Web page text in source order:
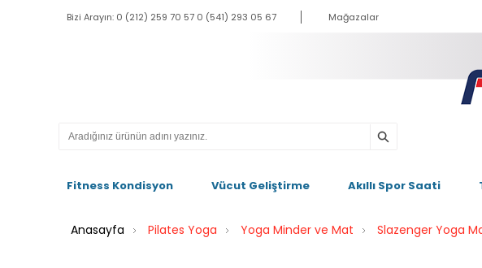
Bizi Arayın: 0 (212) 259 70 57 0 (541) 293 05 67 Mağazalar
Fitness Kondisyon Vücut Geliştirme Akıllı Spor Saati
Anasayfa Pilates Yoga Yoga Minder ve Mat Slazenger Yoga